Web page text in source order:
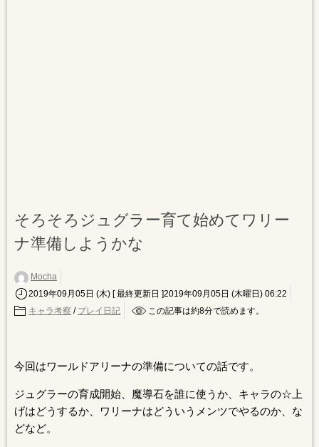
そろそろジュグラー育て始めてワリー
ナ準備しようかな
Mocha
2019年09月05日 (木) [ 最終更新日 ]2019年09月05日 (木曜日) 06:22
キャラ考察 / プレイ日記 この記事は約8分で読めます。
今回はワールドアリーナの準備についての話です。
ジュグラーの育成開始、魔導石を誰に使うか、キャラの☆上
げはどうするか、ワリーナはどういうメンツでやるのか、な
どなど。